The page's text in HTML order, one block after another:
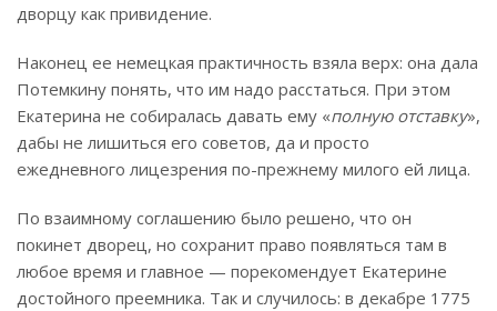
дворцу как привидение.
Наконец ее немецкая практичность взяла верх: она дала
Потемкину понять, что им надо расстаться. При этом
Екатерина не собиралась давать ему «полную отставку»,
дабы не лишиться его советов, да и просто
ежедневного лицезрения по-прежнему милого ей лица.
По взаимному соглашению было решено, что он
покинет дворец, но сохранит право появляться там в
любое время и главное — порекомендует Екатерине
достойного преемника. Так и случилось: в декабре 1775